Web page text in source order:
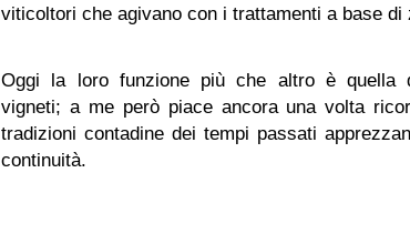
viticoltori che agivano con i trattamenti a base di
Oggi la loro funzione più che altro è quella
vigneti; a me però piace ancora una volta
tradizioni contadine dei tempi passati
continuità.